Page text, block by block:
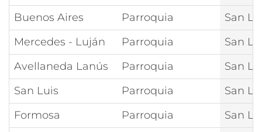
Buenos Aires
Parroquia
San
Mercedes - Luján
Parroquia
San
Avellaneda Lanús
Parroquia
San
San Luis
Parroquia
San
Formosa
Parroquia
San